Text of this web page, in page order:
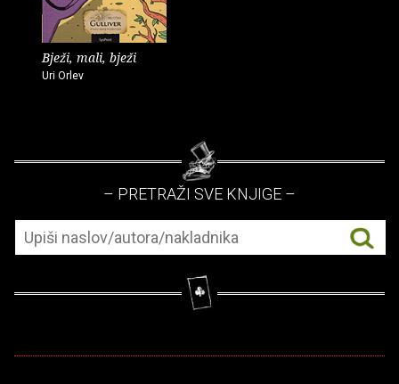
Bježi, mali, bježi
Uri Orlev
– PRETRAŽI SVE KNJIGE –